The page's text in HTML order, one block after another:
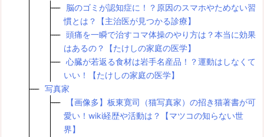
脳のゴミが認知症に！？原因のスマホやためない習
慣とは？【主治医が見つかる診療】
頭痛を一瞬で治すコマ体操のやり方は？本当に効果
はあるの？【たけしの家庭の医学】
心臓が若返る食材は岩手名産品！？運動はしなくて
いい！【たけしの家庭の医学】
写真家
【画像多】板東寛司（猫写真家）の招き猫著書が可
愛い！wiki経歴や活動は？【マツコの知らない世
界】